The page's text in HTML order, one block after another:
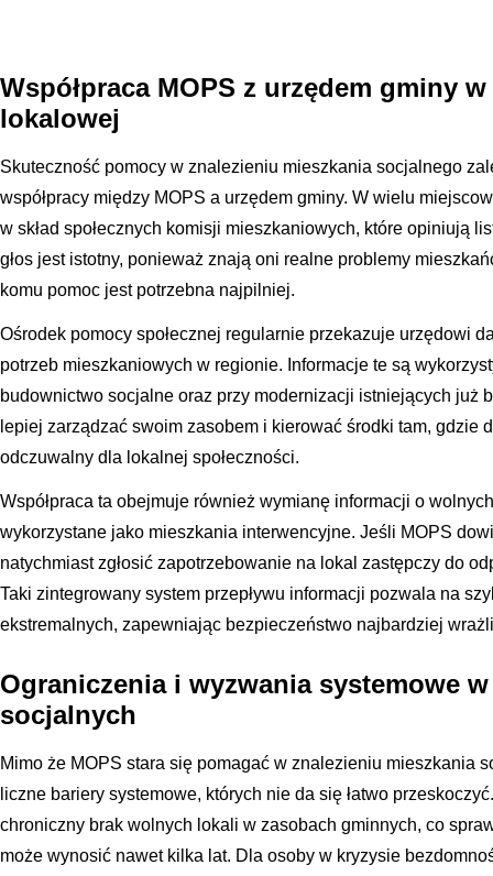
Współpraca MOPS z urzędem gminy
lokalowej
Skuteczność pomocy w znalezieniu mieszkania socjalnego
współpracy między MOPS a urzędem gminy. W wielu
w skład społecznych komisji mieszkaniowych, które opiniują
głos jest istotny, ponieważ znają oni realne problemy
komu pomoc jest potrzebna najpilniej.
Ośrodek pomocy społecznej regularnie przekazuje urzędowi
potrzeb mieszkaniowych w regionie. Informacje te są
budownictwo socjalne oraz przy modernizacji istniejących już
lepiej zarządzać swoim zasobem i kierować środki tam, gdzie
odczuwalny dla lokalnej społeczności.
Współpraca ta obejmuje również wymianę informacji o
wykorzystane jako mieszkania interwencyjne. Jeśli MOPS
natychmiast zgłosić zapotrzebowanie na lokal zastępczy do
Taki zintegrowany system przepływu informacji pozwala na
ekstremalnych, zapewniając bezpieczeństwo najbardziej
Ograniczenia i wyzwania systemowe
socjalnych
Mimo że MOPS stara się pomagać w znalezieniu mieszkania
liczne bariery systemowe, których nie da się łatwo
chroniczny brak wolnych lokali w zasobach gminnych, co
może wynosić nawet kilka lat. Dla osoby w kryzysie